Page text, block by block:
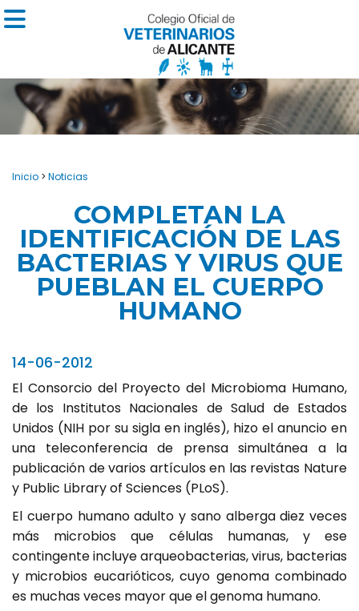
Inicio > Noticias
COMPLETAN LA
IDENTIFICACIÓN DE LAS
BACTERIAS Y VIRUS QUE
PUEBLAN EL CUERPO
HUMANO
14-06-2012
El Consorcio del Proyecto del Microbioma Humano,
de los Institutos Nacionales de Salud de Estados
Unidos (NIH por su sigla en inglés), hizo el anuncio en
una teleconferencia de prensa simultánea a la
publicación de varios artículos en las revistas Nature
y Public Library of Sciences (PLoS).
El cuerpo humano adulto y sano alberga diez veces
más microbios que células humanas, y ese
contingente incluye arqueobacterias, virus, bacterias
y microbios eucarióticos, cuyo genoma combinado
es muchas veces mayor que el genoma humano.